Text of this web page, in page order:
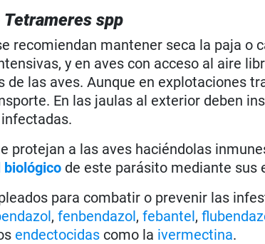
Tetrameres spp
recomiendan mantener seca la paja o
y en aves con acceso al aire
de las aves. Aunque en explotaciones
En las jaulas al exterior deben
protejan a las aves haciéndolas
biológico de este parásito mediante sus
para combatir o prevenir las
,fenbendazol,febantel,
endectocidas como la ivermectina.